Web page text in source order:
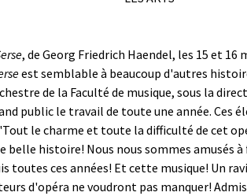
, de Georg Friedrich Haendel, les 15 et 16
est semblable à beaucoup d'autres
de la Faculté de musique, sous la
public le travail de toute une année. Ces
le charme et toute la difficulté de cet
histoire! Nous nous sommes amusés
toutes ces années! Et cette musique! Un
d'opéra ne voudront pas manquer!